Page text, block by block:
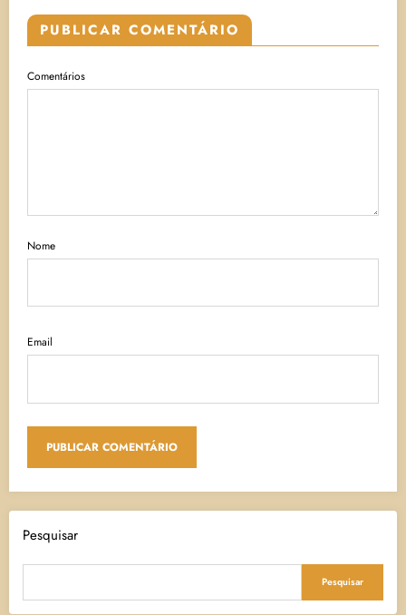
PUBLICAR COMENTÁRIO
Comentários
Nome
Email
Pesquisar
Pesquisar